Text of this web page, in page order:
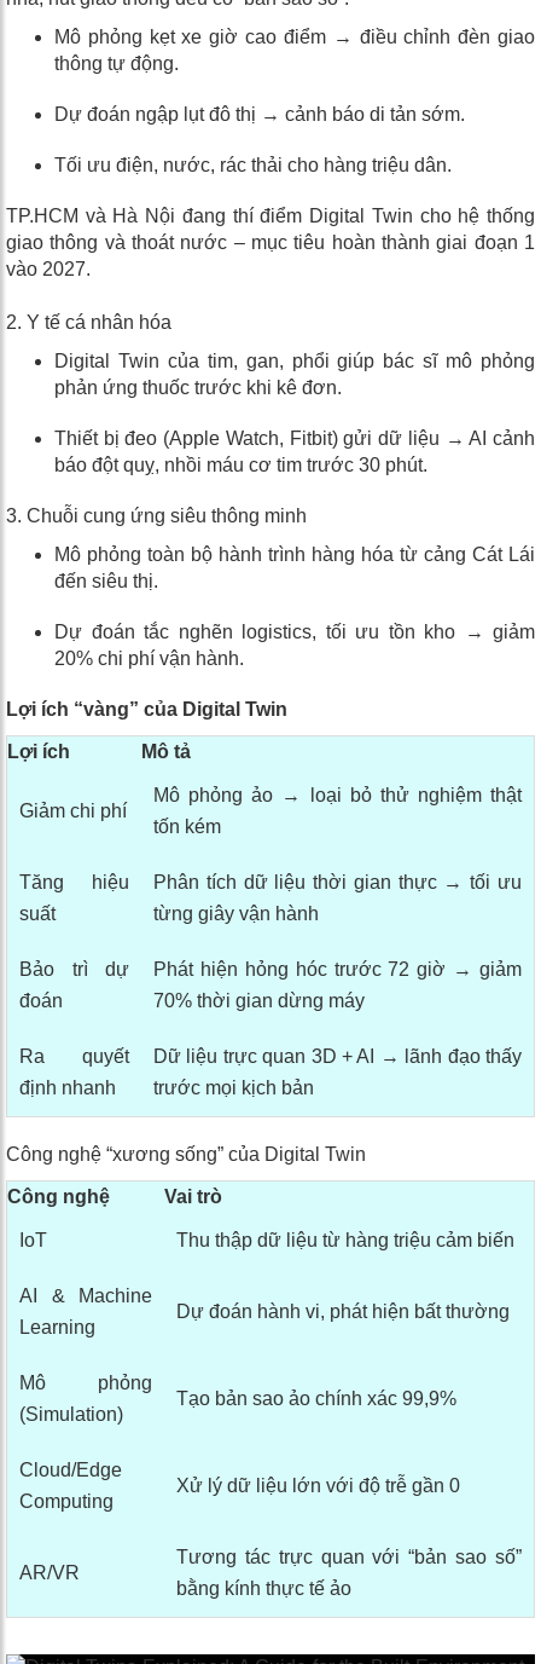
Mô phỏng kẹt xe giờ cao điểm → điều chỉnh đèn giao
thông tự động.
Dự đoán ngập lụt đô thị → cảnh báo di tản sớm.
Tối ưu điện, nước, rác thải cho hàng triệu dân.
TP.HCM và Hà Nội đang thí điểm Digital Twin cho hệ thống
giao thông và thoát nước – mục tiêu hoàn thành giai đoạn 1
vào 2027.
2. Y tế cá nhân hóa
Digital Twin của tim, gan, phổi giúp bác sĩ mô phỏng
phản ứng thuốc trước khi kê đơn.
Thiết bị đeo (Apple Watch, Fitbit) gửi dữ liệu → AI cảnh
báo đột quỵ, nhồi máu cơ tim trước 30 phút.
3. Chuỗi cung ứng siêu thông minh
Mô phỏng toàn bộ hành trình hàng hóa từ cảng Cát Lái
đến siêu thị.
Dự đoán tắc nghẽn logistics, tối ưu tồn kho → giảm
20% chi phí vận hành.
Lợi ích “vàng” của Digital Twin
Lợi ích Mô tả
Giảm chi phí
Mô phỏng ảo → loại bỏ thử nghiệm thật
tốn kém
Tăng hiệu
suất
Phân tích dữ liệu thời gian thực → tối ưu
từng giây vận hành
Bảo trì dự
đoán
Phát hiện hỏng hóc trước 72 giờ → giảm
70% thời gian dừng máy
Ra quyết
định nhanh
Dữ liệu trực quan 3D + AI → lãnh đạo thấy
trước mọi kịch bản
Công nghệ “xương sống” của Digital Twin
Công nghệ Vai trò
IoT Thu thập dữ liệu từ hàng triệu cảm biến
AI & Machine
Learning
Dự đoán hành vi, phát hiện bất thường
Mô phỏng
(Simulation)
Tạo bản sao ảo chính xác 99,9%
Cloud/Edge
Computing
Xử lý dữ liệu lớn với độ trễ gần 0
AR/VR
Tương tác trực quan với “bản sao số”
bằng kính thực tế ảo